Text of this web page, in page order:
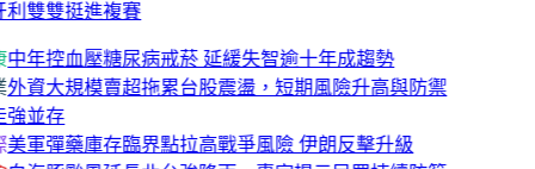
利雙雙挺進複賽
中年控血壓糖尿病戒菸 延緩失智逾十年成趨勢
外資大規模賣超拖累台股震盪，短期風險升高與防禦
強並存
美軍彈藥庫存臨界點拉高戰爭風險 伊朗反擊升級